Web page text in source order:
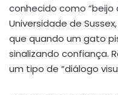
conhecido como “beijo
Universidade de
que quando um gato
sinalizando confiança.
um tipo de “diálogo